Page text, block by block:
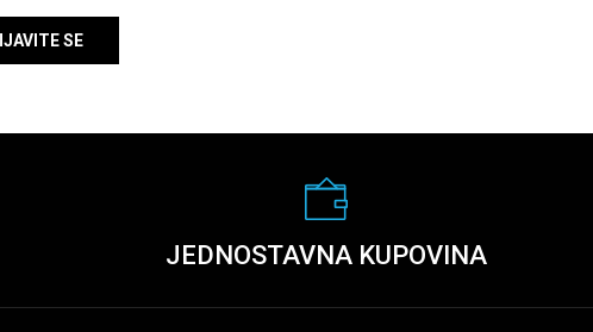
SE
JEDNOSTAVNA KUPOVINA